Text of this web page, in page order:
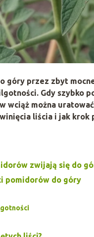
góry przez zbyt
. Gdy szybko
wciąż można
liścia i jak
zwijają się do
pomidorów do góry